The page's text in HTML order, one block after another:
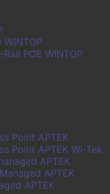
POE WINTOP
Point APTEK
Point APTEK Wi-Tek
APTEK
APTEK
APTEK